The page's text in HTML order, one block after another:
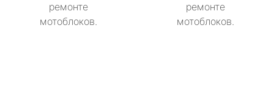
ремонте
мотоблоков.
ремонте
мотоблоков.